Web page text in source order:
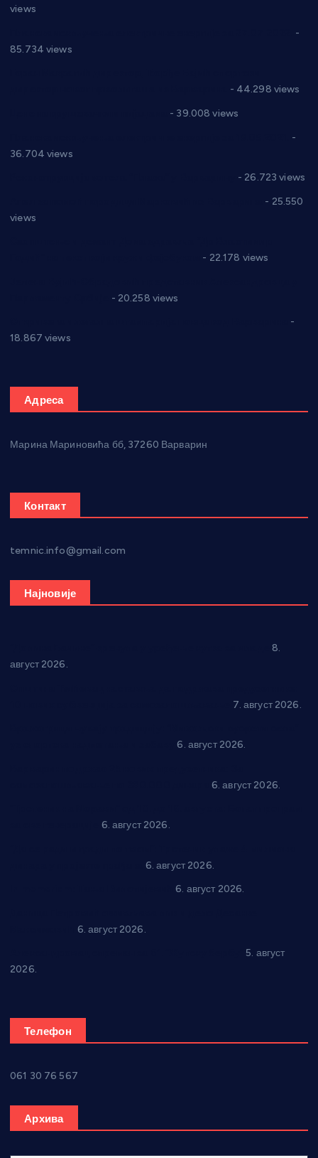
views
-
85.734 views
- 44.298 views
- 39.008 views
-
36.704 views
- 26.723 views
- 25.550
views
- 22.178 views
- 20.258 views
-
18.867 views
Адреса
Марина Мариновића бб, 37260 Варварин
Контакт
temnic.info@gmail.com
Најновије
8.
август 2026.
7. август 2026.
6. август 2026.
6. август 2026.
6. август 2026.
6. август 2026.
6. август 2026.
6. август 2026.
5. август
2026.
Телефон
061 30 76 567
Архива